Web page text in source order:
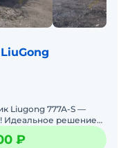
Liugong 777А-S —
Идеальное решение
₽